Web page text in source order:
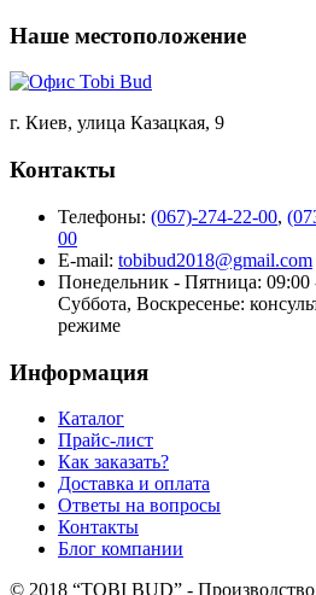
Наше местоположение
г. Киев, улица Казацкая, 9
Контакты
Телефоны: (067)-274-22-00,
00
E-mail: tobibud2018@gmail.com
Понедельник - Пятница: 09:00
Суббота, Воскресенье:
режиме
Информация
Каталог
Прайс-лист
Как заказать?
Доставка и оплата
Ответы на вопросы
Контакты
Блог компании
© 2018 “TOBI BUD” - Производство